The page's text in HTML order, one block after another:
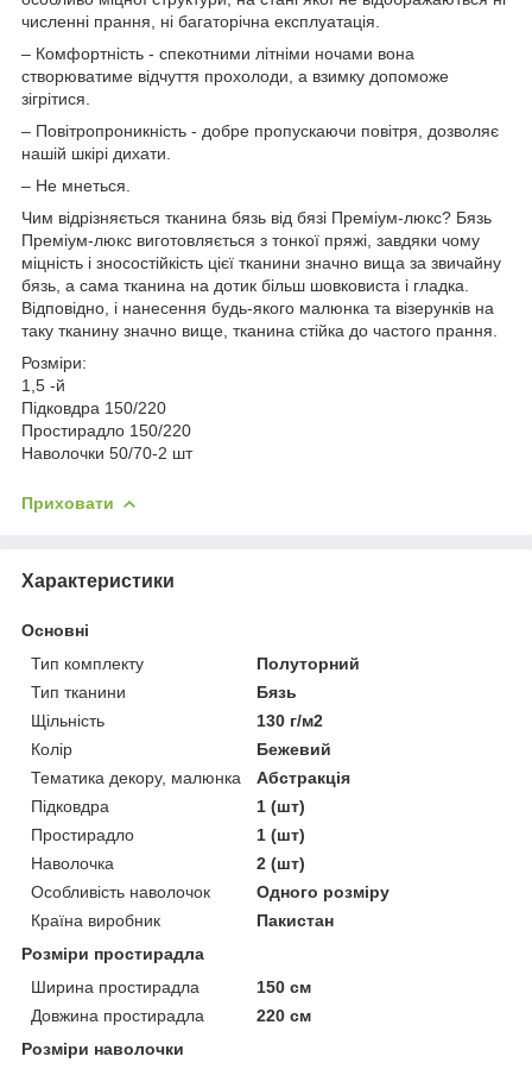
численні прання, ні багаторічна експлуатація.
– Комфортність - спекотними літніми ночами вона
створюватиме відчуття прохолоди, а взимку допоможе
зігрітися.
– Повітропроникність - добре пропускаючи повітря, дозволяє
нашій шкірі дихати.
– Не мнеться.
Чим відрізняється тканина бязь від бязі Преміум-люкс? Бязь
Преміум-люкс виготовляється з тонкої пряжі, завдяки чому
міцність і зносостійкість цієї тканини значно вища за звичайну
бязь, а сама тканина на дотик більш шовковиста і гладка.
Відповідно, і нанесення будь-якого малюнка та візерунків на
таку тканину значно вище, тканина стійка до частого прання.
Розміри:
1,5 -й
Підковдра 150/220
Простирадло 150/220
Наволочки 50/70-2 шт
Приховати
Характеристики
Основні
Тип комплекту
Полуторний
Тип тканини
Бязь
Щільність
130 г/м2
Колір
Бежевий
Тематика декору, малюнка
Абстракція
Підковдра
1 (шт)
Простирадло
1 (шт)
Наволочка
2 (шт)
Особливість наволочок
Одного розміру
Країна виробник
Пакистан
Розміри простирадла
Ширина простирадла
150 см
Довжина простирадла
220 см
Розміри наволочки